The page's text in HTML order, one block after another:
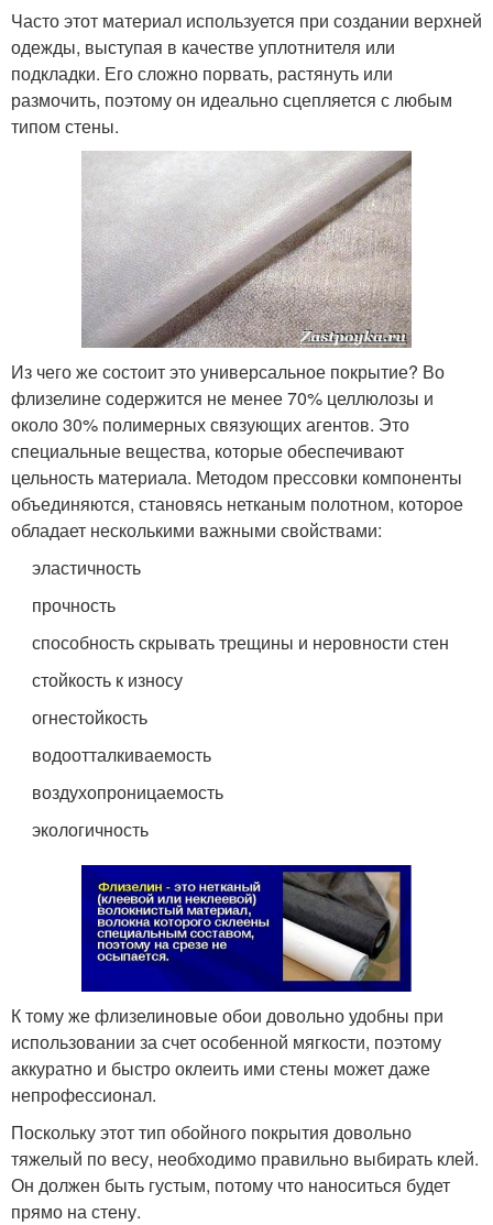
Часто этот материал используется при создании верхней
одежды, выступая в качестве уплотнителя или
подкладки. Его сложно порвать, растянуть или
размочить, поэтому он идеально сцепляется с любым
типом стены.
Из чего же состоит это универсальное покрытие? Во
флизелине содержится не менее 70% целлюлозы и
около 30% полимерных связующих агентов. Это
специальные вещества, которые обеспечивают
цельность материала. Методом прессовки компоненты
объединяются, становясь нетканым полотном, которое
обладает несколькими важными свойствами:
эластичность
прочность
способность скрывать трещины и неровности стен
стойкость к износу
огнестойкость
водоотталкиваемость
воздухопроницаемость
экологичность
К тому же флизелиновые обои довольно удобны при
использовании за счет особенной мягкости, поэтому
аккуратно и быстро оклеить ими стены может даже
непрофессионал.
Поскольку этот тип обойного покрытия довольно
тяжелый по весу, необходимо правильно выбирать клей.
Он должен быть густым, потому что наноситься будет
прямо на стену.